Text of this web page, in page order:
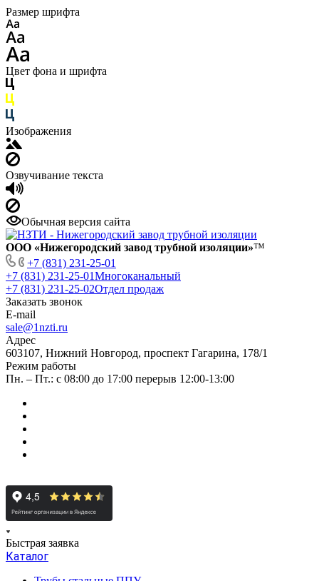
Размер шрифта
Цвет фона и шрифта
Изображения
Озвучивание текста
Обычная версия сайта
ООО «Нижегородский завод трубной изоляции»™
+7 (831) 231-25-01
+7 (831) 231-25-01Многоканальный
+7 (831) 231-25-02Отдел продаж
Заказать звонок
E-mail
sale@1nzti.ru
Адрес
603107, Нижний Новгород, проспект Гагарина, 178/1
Режим работы
Пн. – Пт.: с 08:00 до 17:00 перерыв 12:00-13:00
Быстрая заявка
Каталог